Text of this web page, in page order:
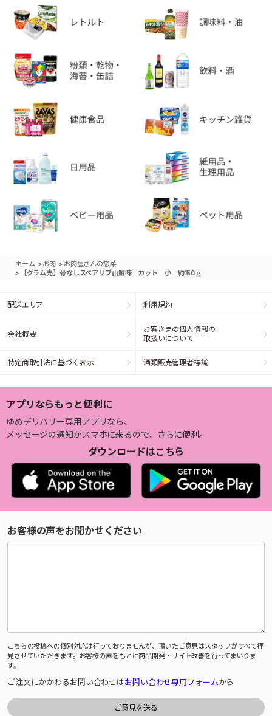
ホーム >お肉 > お肉屋さんの惣菜
> 【グラム売】骨なしスペアリブ山賊味 カット 小 約150ｇ
配送エリア 利用規約
会社概要
お客さまの個人情報の
取扱いについて
特定商取引法に基づく表示 酒類販売管理者標識
アプリならもっと便利に
ゆめデリバリー専用アプリなら、
メッセージの通知がスマホに来るので、さらに便利。
ダウンロードはこちら
お客様の声をお聞かせください
こちらの投稿への個別対応は行っておりませんが、頂いたご意見はスタッフがすべて拝
見させていただきます。お客様の声をもとに商品開発・サイト改善を行ってまいりま
す。
ご注文にかかわるお問い合わせはお問い合わせ専用フォームから